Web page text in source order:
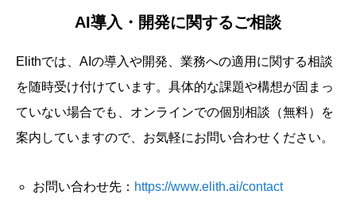
AI導入・開発に関するご相談
Elithでは、AIの導入や開発、業務への適用に関する相談
を随時受け付けています。具体的な課題や構想が固まっ
ていない場合でも、オンラインでの個別相談（無料）を
案内していますので、お気軽にお問い合わせください。
お問い合わせ先： https://www.elith.ai/contact